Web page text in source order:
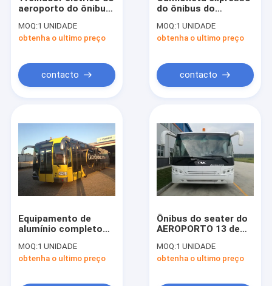
Sobre nós
Excursão da fábrica
aeroporto do ônibus
internacional de
Seater do corpo de
MOQ:1 UNIDADE
obtenha o ultimo preço
contacto
do ônibus do
aeroporto de
Cummins Engine ao
MOQ:1 UNIDADE
obtenha o ultimo preço
contacto
Equipamento de
alumínio completo
Xinfa do corpo,
transfer do
MOQ:1 UNIDADE
obtenha o ultimo preço
Ônibus do seater do
AEROPORTO 13 de
durável do
passageiro do ônibus
MOQ:1 UNIDADE
obtenha o ultimo preço